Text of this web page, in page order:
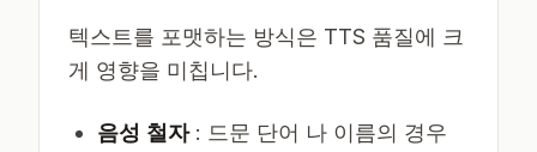
텍스트를 포맷하는 방식은 TTS 품질에 크
게 영향을 미칩니다.
음성 철자 : 드문 단어 나 이름의 경우